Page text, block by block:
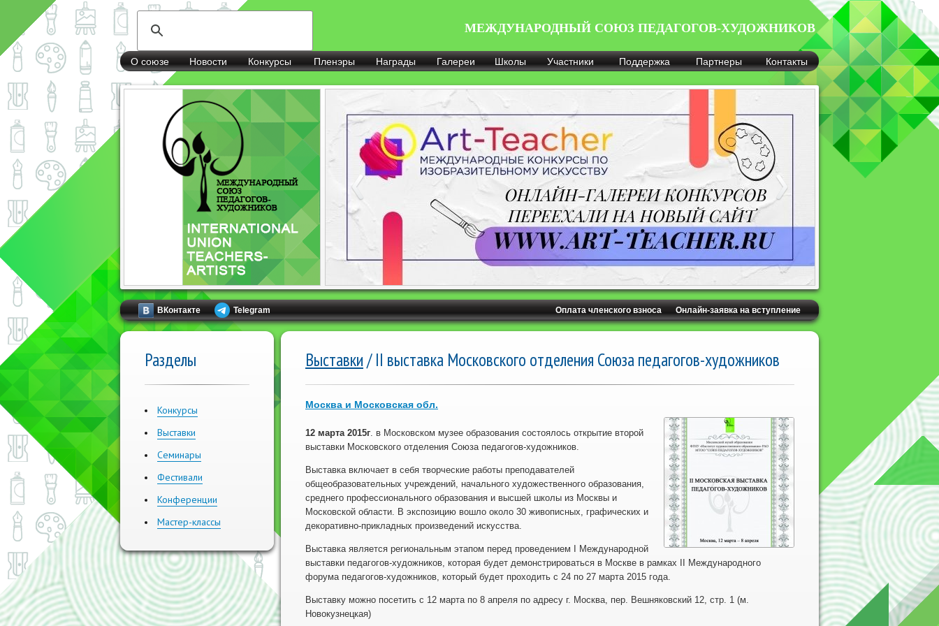
МЕЖДУНАРОДНЫЙ СОЮЗ ПЕДАГОГОВ-ХУДОЖНИКОВ
О союзе Новости Конкурсы Пленэры Награды Галереи Школы Участники Поддержка Партнеры Контакты
ВКонтакте Telegram Онлайн-заявка на вступление
Оплата членского взноса
Разделы
Конкурсы
Выставки
Семинары
Фестивали
Конференции
Мастер-классы
Выставки/ II выставка Московского отделения Союза педагогов-художников
Москва и Московская обл.
12 марта 2015г. в Московском музее образования состоялось открытие второй
выставки Московского отделения Союза педагогов-художников.
Выставка включает в себя творческие работы преподавателей
общеобразовательных учреждений, начального художественного образования,
среднего профессионального образования и высшей школы из Москвы и
Московской области. В экспозицию вошло около 30 живописных, графических и
декоративно-прикладных произведений искусства.
Выставка является региональным этапом перед проведением I Международной
выставки педагогов-художников, которая будет демонстрироваться в Москве в рамках II Международного
форума педагогов-художников, который будет проходить с 24 по 27 марта 2015 года.
Выставку можно посетить с 12 марта по 8 апреля по адресу г. Москва, пер. Вешняковский 12, стр. 1 (м.
Новокузнецкая)